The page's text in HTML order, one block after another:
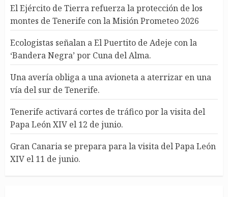
El Ejército de Tierra refuerza la protección de los
montes de Tenerife con la Misión Prometeo 2026
Ecologistas señalan a El Puertito de Adeje con la
‘Bandera Negra’ por Cuna del Alma.
Una avería obliga a una avioneta a aterrizar en una
vía del sur de Tenerife.
Tenerife activará cortes de tráfico por la visita del
Papa León XIV el 12 de junio.
Gran Canaria se prepara para la visita del Papa León
XIV el 11 de junio.